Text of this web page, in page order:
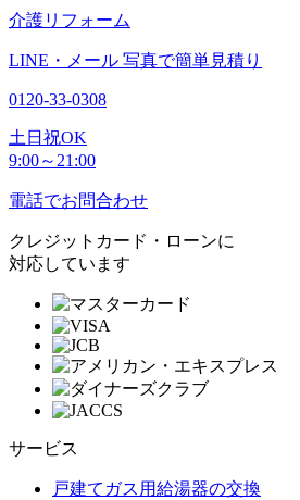
介護リフォーム
LINE・メール 写真で簡単見積り
0120-33-0308
土日祝OK
9:00～21:00
電話でお問合わせ
クレジットカード・ローンに
対応しています
サービス
戸建てガス用給湯器の交換